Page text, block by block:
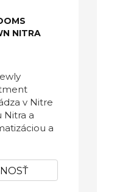
NITRA
v Nitre
Nitra a
a